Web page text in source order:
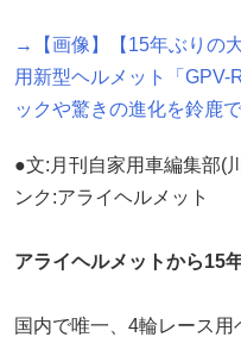
→【画像】【15年ぶりの
用新型ヘルメット「GPV-
ックや驚きの進化を鈴鹿
●文:月刊自家用車編集部(
ンク:アライヘルメット
アライヘルメットから15
国内で唯一、4輪レース